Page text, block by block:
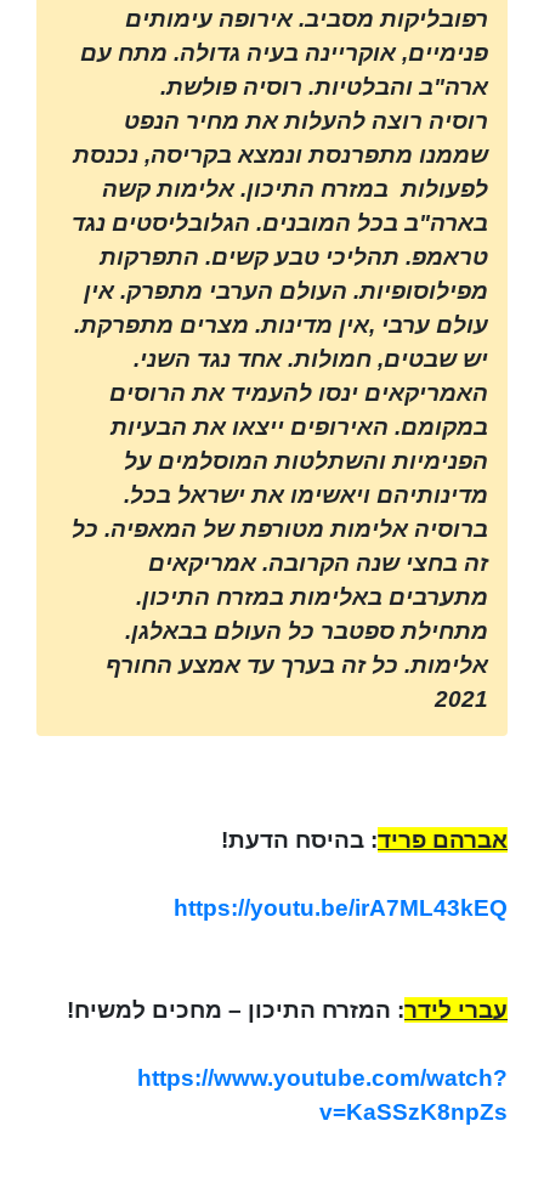
רפובליקות מסביב. אירופה עימותים
פנימיים, אוקריינה בעיה גדולה. מתח עם
ארה"ב והבלטיות. רוסיה פולשת.
רוסיה רוצה להעלות את מחיר הנפט
שממנו מתפרנסת ונמצא בקריסה, נכנסת
לפעולות במזרח התיכון. אלימות קשה
בארה"ב בכל המובנים. הגלובליסטים נגד
טראמפ. תהליכי טבע קשים. התפרקות
מפילוסופיות. העולם הערבי מתפרק. אין
עולם ערבי ,אין מדינות. מצרים מתפרקת.
יש שבטים, חמולות. אחד נגד השני.
האמריקאים ינסו להעמיד את הרוסים
במקומם. האירופים ייצאו את הבעיות
הפנימיות והשתלטות המוסלמים על
מדינותיהם ויאשימו את ישראל בכל.
ברוסיה אלימות מטורפת של המאפיה. כל
זה בחצי שנה הקרובה. אמריקאים
מתערבים באלימות במזרח התיכון.
מתחילת ספטבר כל העולם בבאלגן.
אלימות. כל זה בערך עד אמצע החורף
2021
אברהם פריד: בהיסח הדעת!
https://youtu.be/irA7ML43kEQ
עברי לידר: המזרח התיכון – מחכים למשיח!
https://www.youtube.com/watch?
v=KaSSzK8npZs